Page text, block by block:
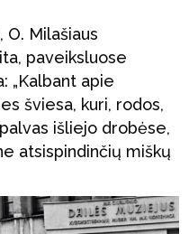
Milašiaus
paveiksluose
„Kalbant apie
šviesa, kuri, rodos,
išliejo drobėse,
atsispindinčių miškų